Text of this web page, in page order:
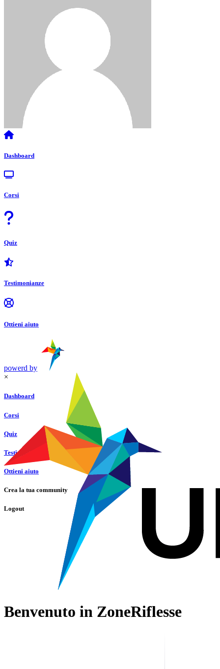
Dashboard
Corsi
Quiz
Testimonianze
Ottieni aiuto
powerd by
×
Dashboard
Corsi
Quiz
Testimonianze
Ottieni aiuto
Crea la tua community
Logout
Benvenuto in ZoneRiflesse